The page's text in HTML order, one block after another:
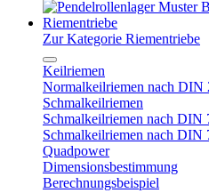
Riementriebe
Zur Kategorie Riementriebe
Keilriemen
Normalkeilriemen nach DIN
Schmalkeilriemen
Schmalkeilriemen nach DIN
Schmalkeilriemen nach DIN
Quadpower
Dimensionsbestimmung
Berechnungsbeispiel